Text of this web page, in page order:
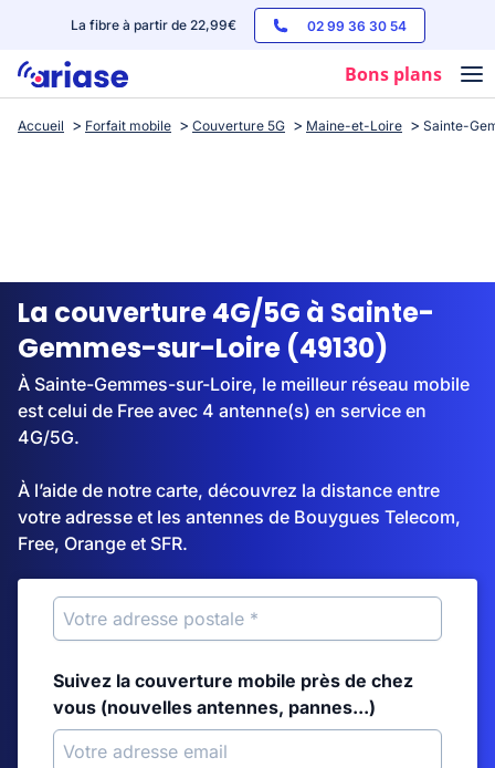
La fibre à partir de 22,99€ 02 99 36 30 54
Bons plans
Box internet
Streaming
Accueil Forfait mobile Couverture 5G Maine-et-Loire Sainte-
La couverture 4G/5G à Sainte-
Gemmes-sur-Loire (49130)
À Sainte-Gemmes-sur-Loire, le meilleur réseau mobile
est celui de Free avec 4 antenne(s) en service en
4G/5G.
À l’aide de notre carte, découvrez la distance entre
votre adresse et les antennes de Bouygues Telecom,
Free, Orange et SFR.
Suivez la couverture mobile près de chez
vous (nouvelles antennes, pannes...)